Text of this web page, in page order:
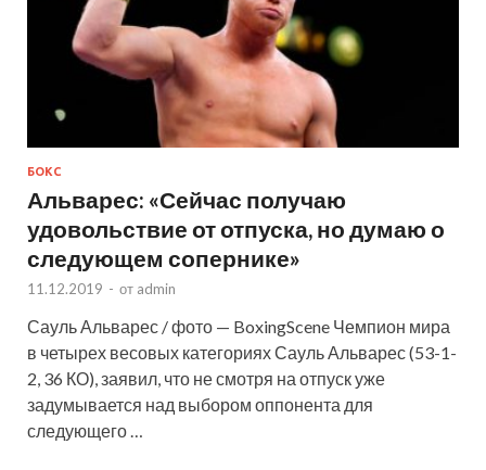
БОКС
Альварес: «Сейчас получаю
удовольствие от отпуска, но думаю о
следующем сопернике»
11.12.2019 - от admin
Сауль Альварес / фото — BoxingScene Чемпион мира
в четырех весовых категориях Сауль Альварес (53-1-
2, 36 КО), заявил, что не смотря на отпуск уже
задумывается над выбором оппонента для
следующего …